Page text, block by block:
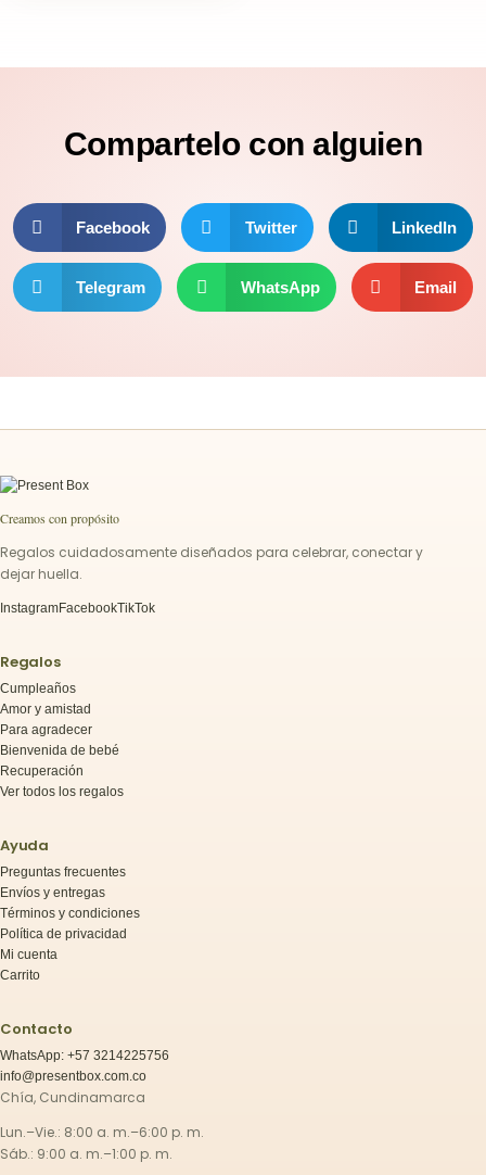
Compartelo con alguien
Facebook Twitter LinkedIn
Telegram WhatsApp Email
Creamos con propósito
Regalos cuidadosamente diseñados para celebrar, conectar y
dejar huella.
InstagramFacebookTikTok
Regalos
Cumpleaños
Amor y amistad
Para agradecer
Bienvenida de bebé
Recuperación
Ver todos los regalos
Ayuda
Preguntas frecuentes
Envíos y entregas
Términos y condiciones
Política de privacidad
Mi cuenta
Carrito
Contacto
WhatsApp: +57 3214225756
info@presentbox.com.co
Chía, Cundinamarca
Lun.–Vie.: 8:00 a. m.–6:00 p. m.
Sáb.: 9:00 a. m.–1:00 p. m.